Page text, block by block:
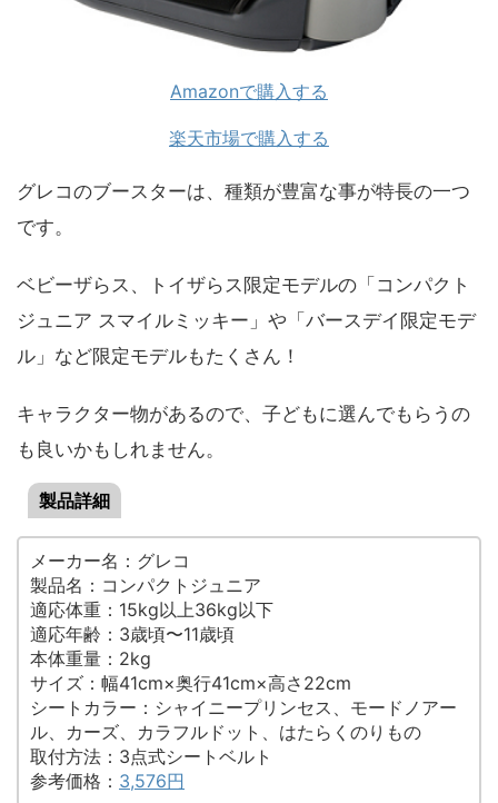
Amazonで購入する
楽天市場で購入する
グレコのブースターは、種類が豊富な事が特長の一つ
です。
ベビーザらス、トイザらス限定モデルの「コンパクト
ジュニア スマイルミッキー」や「バースデイ限定モデ
ル」など限定モデルもたくさん！
キャラクター物があるので、子どもに選んでもらうの
も良いかもしれません。
製品詳細
メーカー名：グレコ
製品名：コンパクトジュニア
適応体重：15kg以上36kg以下
適応年齢：3歳頃〜11歳頃
本体重量：2kg
サイズ：幅41cm×奥行41cm×高さ22cm
シートカラー：シャイニープリンセス、モードノアー
ル、カーズ、カラフルドット、はたらくのりもの
取付方法：3点式シートベルト
参考価格： 3,576円